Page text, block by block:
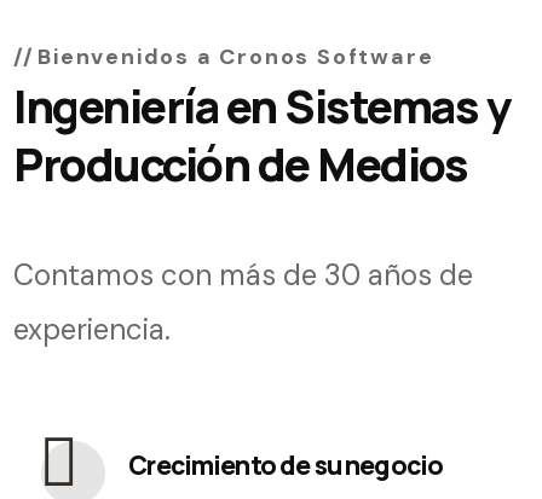
Bienvenidos a Cronos Software
Ingeniería en Sistemas y
Producción de Medios
Contamos con más de 30 años de
experiencia.
Crecimiento de su negocio